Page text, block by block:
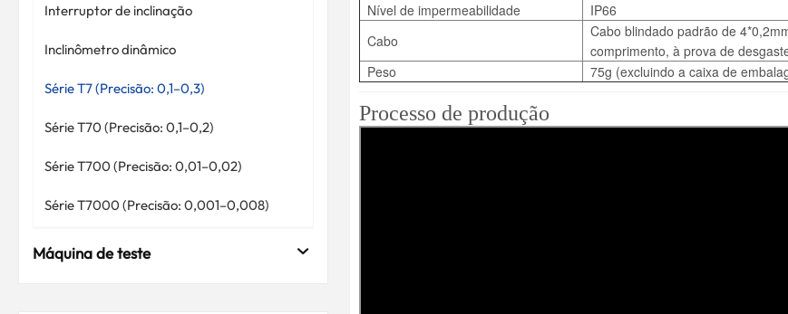
Interruptor de inclinação
Inclinômetro dinâmico
Série T7 (Precisão: 0,1–0,3)
Série T70 (Precisão: 0,1–0,2)
Série T700 (Precisão: 0,01–0,02)
Série T7000 (Precisão: 0,001–0,008)
Máquina de teste
Nível de impermeabilidade
IP66
Cabo
Cabo blindado padrão de
comprimento, à prova de
Peso
75g (excluindo a caixa de
Processo de produção